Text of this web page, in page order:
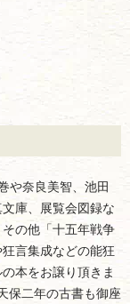
や奈良美智、池田
庫、展覧会図録な
の他「十五年戦争
言集成などの能狂
本をお譲り頂きま
保二年の古書も御座